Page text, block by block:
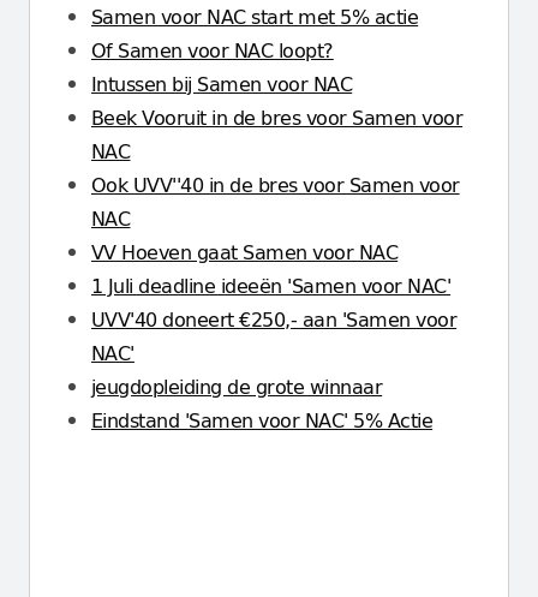
Samen voor NAC start met 5% actie
Of Samen voor NAC loopt?
Intussen bij Samen voor NAC
Beek Vooruit in de bres voor Samen voor
NAC
Ook UVV''40 in de bres voor Samen voor
NAC
VV Hoeven gaat Samen voor NAC
1 Juli deadline ideeën 'Samen voor NAC'
UVV'40 doneert €250,- aan 'Samen voor
NAC'
jeugdopleiding de grote winnaar
Eindstand 'Samen voor NAC' 5% Actie